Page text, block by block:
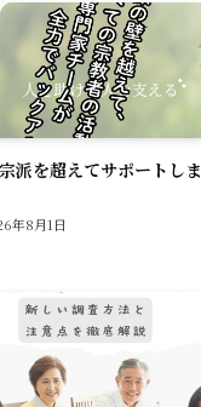
派を超えてサポートしま
年8月1日